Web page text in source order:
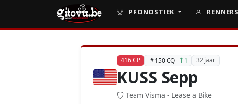
PRONOSTIEK RENNERS
416 GP 150 CQ 1 32 jaar
KUSS Sepp
Team Visma - Lease a Bike